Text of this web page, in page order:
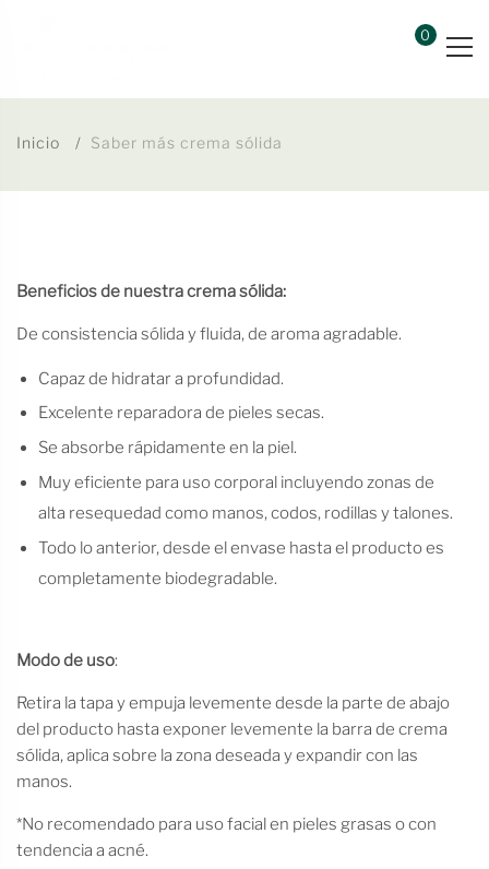
0
Inicio Saber más crema sólida
Beneficios de nuestra crema sólida:
De consistencia sólida y fluida, de aroma agradable.
Capaz de hidratar a profundidad.
Excelente reparadora de pieles secas.
Se absorbe rápidamente en la piel.
Muy eficiente para uso corporal incluyendo zonas de
alta resequedad como manos, codos, rodillas y talones.
Todo lo anterior, desde el envase hasta el producto es
completamente biodegradable.
Modo de uso:
Retira la tapa y empuja levemente desde la parte de abajo
del producto hasta exponer levemente la barra de crema
sólida, aplica sobre la zona deseada y expandir con las
manos.
*No recomendado para uso facial en pieles grasas o con
tendencia a acné.